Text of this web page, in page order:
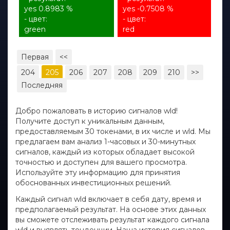
yes 0.8983 %
- цвет:
green
yes -0.7508 %
- цвет:
red
Первая
<<
204
205 206 207 208 209 210
>>
Последняя
Добро пожаловать в историю сигналов wld!
Получите доступ к уникальным данным,
предоставляемым 30 токенами, в их числе и wld. Мы
предлагаем вам анализ 1-часовых и 30-минутных
сигналов, каждый из которых обладает высокой
точностью и доступен для вашего просмотра.
Используйте эту информацию для принятия
обоснованных инвестиционных решений.
Каждый сигнал wld включает в себя дату, время и
предполагаемый результат. На основе этих данных
вы сможете отслеживать результат каждого сигнала